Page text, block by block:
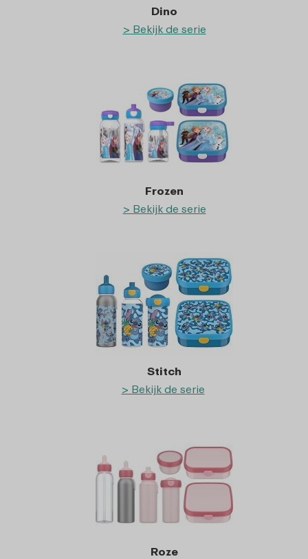
Dino
> Bekijk de serie
Frozen
> Bekijk de serie
Stitch
> Bekijk de serie
Roze